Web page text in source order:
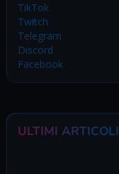
TikTok
Twitch
Telegram
Discord
Facebook
ULTIMI ARTICOLI